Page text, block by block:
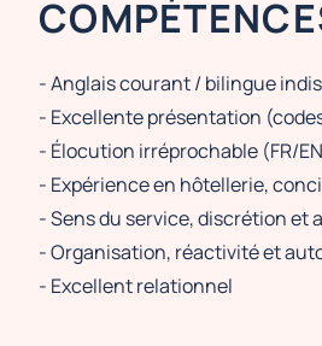
- Anglais courant / bilingue
- Excellente présentation
- Élocution irréprochable (FR/
- Expérience en hôtellerie,
- Sens du service, discrétion et
- Organisation, réactivité et
- Excellent relationnel